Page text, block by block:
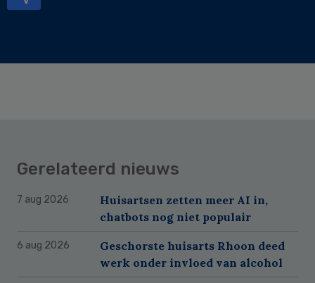
Gerelateerd nieuws
7 aug 2026
Huisartsen zetten meer AI in,
chatbots nog niet populair
6 aug 2026
Geschorste huisarts Rhoon deed
werk onder invloed van alcohol